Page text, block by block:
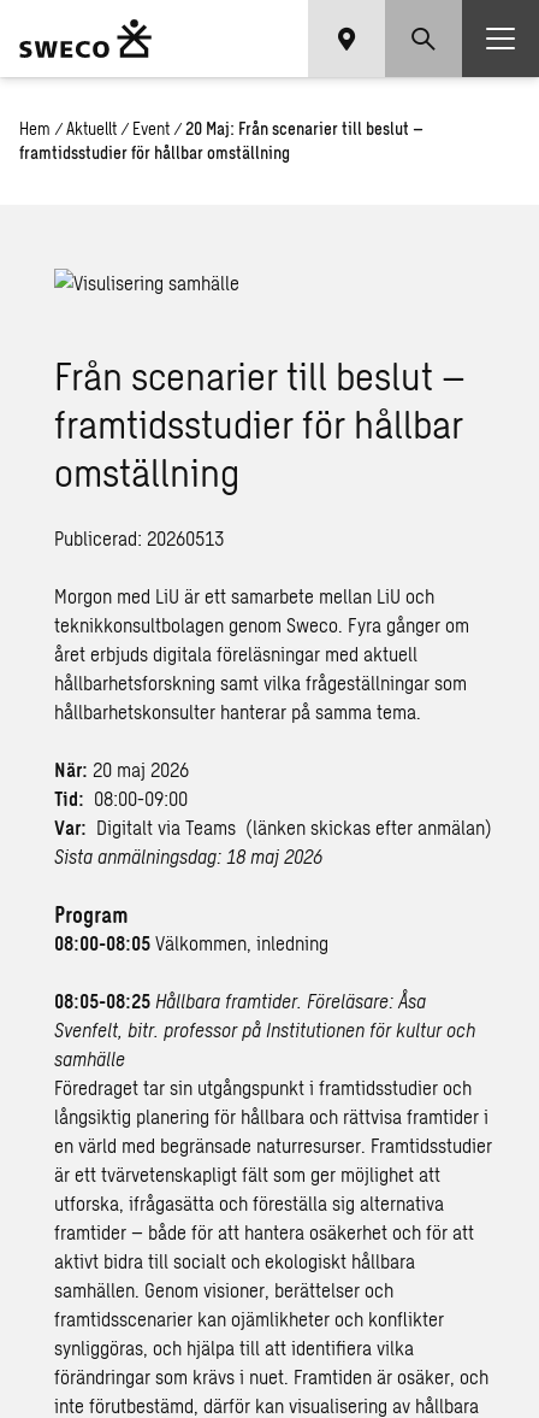
Hem / Aktuellt / Event / 20 Maj: Från scenarier till beslut –
framtidsstudier för hållbar omställning
Från scenarier till beslut –
framtidsstudier för hållbar
omställning
Publicerad: 20260513
Morgon med LiU är ett samarbete mellan LiU och
teknikkonsultbolagen genom Sweco. Fyra gånger om
året erbjuds digitala föreläsningar med aktuell
hållbarhetsforskning samt vilka frågeställningar som
hållbarhetskonsulter hanterar på samma tema.
När: 20 maj 2026
Tid: 08:00-09:00
Var: Digitalt via Teams (länken skickas efter anmälan)
Sista anmälningsdag: 18 maj 2026
Program
08:00-08:05 Välkommen, inledning
08:05-08:25 Hållbara framtider. Föreläsare: Åsa
Svenfelt, bitr. professor på Institutionen för kultur och
samhälle
Föredraget tar sin utgångspunkt i framtidsstudier och
långsiktig planering för hållbara och rättvisa framtider i
en värld med begränsade naturresurser. Framtidsstudier
är ett tvärvetenskapligt fält som ger möjlighet att
utforska, ifrågasätta och föreställa sig alternativa
framtider – både för att hantera osäkerhet och för att
aktivt bidra till socialt och ekologiskt hållbara
samhällen. Genom visioner, berättelser och
framtidsscenarier kan ojämlikheter och konflikter
synliggöras, och hjälpa till att identifiera vilka
förändringar som krävs i nuet. Framtiden är osäker, och
inte förutbestämd, därför kan visualisering av hållbara